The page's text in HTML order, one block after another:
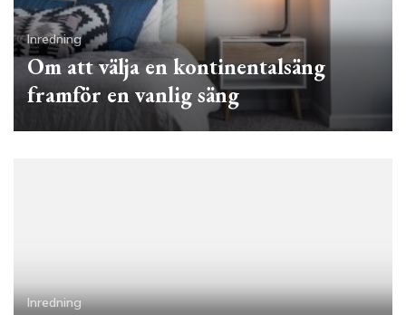
Inredning
Om att välja en kontinentalsäng
framför en vanlig säng
Inredning